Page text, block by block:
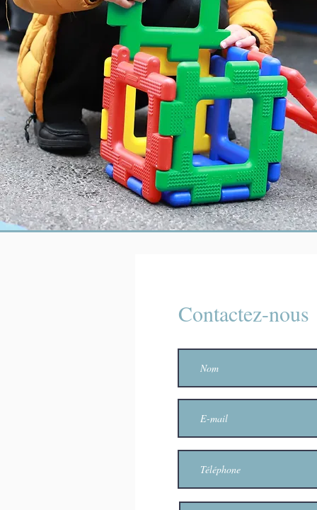
Contactez-nous